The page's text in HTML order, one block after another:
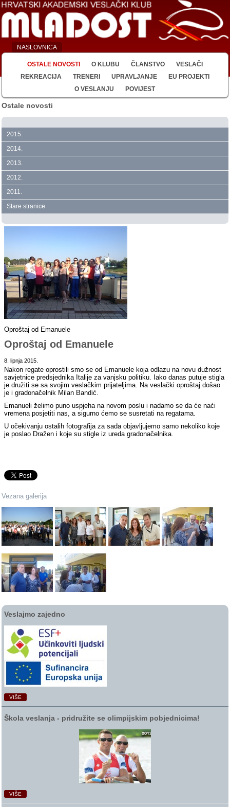
NASLOVNICA
OSTALE NOVOSTI O KLUBU ČLANSTVO
VESLAČI
REKREACIJA
TRENERI UPRAVLJANJE
EU PROJEKTI
O VESLANJU
POVIJEST
Ostale novosti
2015.
2014.
2013.
2012.
2011.
Stare stranice
Oproštaj od Emanuele
Oproštaj od Emanuele
8. lipnja 2015.
Nakon regate oprostili smo se od Emanuele koja odlazu na novu dužnost
savjetnice predsjednika Italije za vanjsku politiku. Iako danas putuje stigla
je družiti se sa svojim veslačkim prijateljima. Na veslački oproštaj došao
je i gradonačelnik Milan Bandić.
Emanueli želimo puno uspjeha na novom poslu i nadamo se da će naći
vremena posjetiti nas, a sigurno ćemo se susretati na regatama.
U očekivanju ostalih fotografija za sada objavljujemo samo nekoliko koje
je poslao Dražen i koje su stigle iz ureda gradonačelnika.
Vezana galerija
Veslajmo zajedno
VIŠE
Škola veslanja ‑ pridružite se olimpijskim pobjednicima!
VIŠE